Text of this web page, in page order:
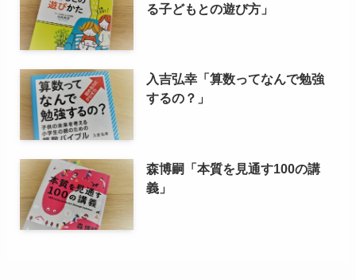
る子どもとの遊び方」
入吉弘幸「算数ってなんで勉強
するの？」
森博嗣「本質を見通す100の講
義」